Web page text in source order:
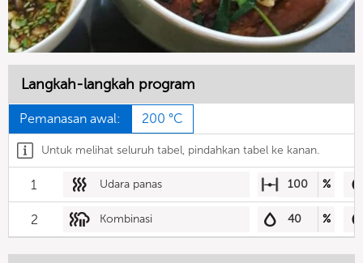
Langkah-langkah program
Pemanasan awal: 200 °C
Untuk melihat seluruh tabel, pindahkan tabel ke kanan.
1 Udara panas 100 %
2 Kombinasi 40 %